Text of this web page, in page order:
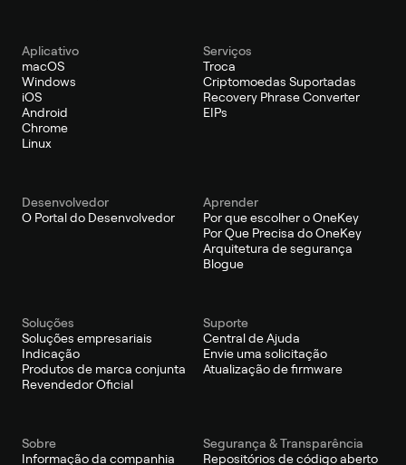
Aplicativo
macOS
Windows
iOS
Android
Chrome
Linux
Serviços
Troca
Criptomoedas Suportadas
Recovery Phrase Converter
EIPs
Desenvolvedor
O Portal do Desenvolvedor
Aprender
Por que escolher o OneKey
Por Que Precisa do OneKey
Arquitetura de segurança
Blogue
Soluções
Soluções empresariais
Indicação
Produtos de marca conjunta
Revendedor Oficial
Suporte
Central de Ajuda
Envie uma solicitação
Atualização de firmware
Sobre
Informação da companhia
Segurança & Transparência
Repositórios de código aberto